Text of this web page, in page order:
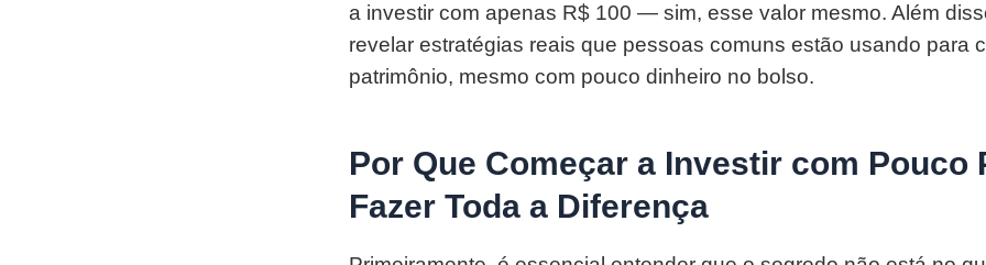
a investir com apenas R$ 100 — sim, esse valor mesmo. Além
revelar estratégias reais que pessoas comuns estão usando para
patrimônio, mesmo com pouco dinheiro no bolso.
Por Que Começar a Investir com Pouco
Fazer Toda a Diferença